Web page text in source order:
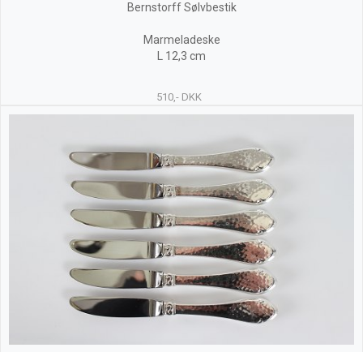
Bernstorff Sølvbestik
Marmeladeske
L 12,3 cm
510,- DKK